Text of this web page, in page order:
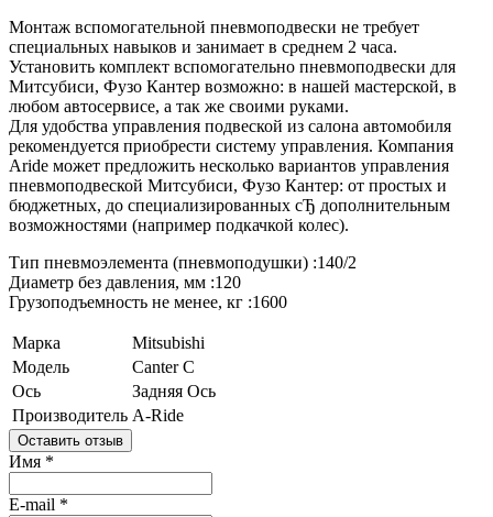
Монтаж вспомогательной пневмоподвески не требует
специальных навыков и занимает в среднем 2 часа.
Установить комплект вспомогательно пневмоподвески для
Митсубиси, Фузо Кантер возможно: в нашей мастерской, в
любом автосервисе, а так же своими руками.
Для удобства управления подвеской из салона автомобиля
рекомендуется приобрести систему управления. Компания
Aride может предложить несколько вариантов управления
пневмоподвеской Митсубиси, Фузо Кантер: от простых и
бюджетных, до специализированных сЂ дополнительным
возможностями (например подкачкой колес).
Тип пневмоэлемента (пневмоподушки) :140/2
Диаметр без давления, мм :120
Грузоподъемность не менее, кг :1600
Марка
Mitsubishi
Модель
Canter C
Ось
Задняя Ось
Производитель A-Ride
Оставить отзыв
Имя *
E-mail *